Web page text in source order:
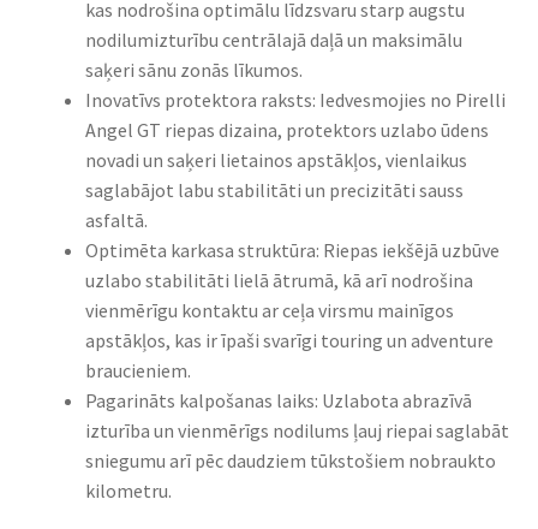
kas nodrošina optimālu līdzsvaru starp augstu
nodilumizturību centrālajā daļā un maksimālu
saķeri sānu zonās līkumos.
Inovatīvs protektora raksts: Iedvesmojies no Pirelli
Angel GT riepas dizaina, protektors uzlabo ūdens
novadi un saķeri lietainos apstākļos, vienlaikus
saglabājot labu stabilitāti un precizitāti sauss
asfaltā.
Optimēta karkasa struktūra: Riepas iekšējā uzbūve
uzlabo stabilitāti lielā ātrumā, kā arī nodrošina
vienmērīgu kontaktu ar ceļa virsmu mainīgos
apstākļos, kas ir īpaši svarīgi touring un adventure
braucieniem.
Pagarināts kalpošanas laiks: Uzlabota abrazīvā
izturība un vienmērīgs nodilums ļauj riepai saglabāt
sniegumu arī pēc daudziem tūkstošiem nobraukto
kilometru.